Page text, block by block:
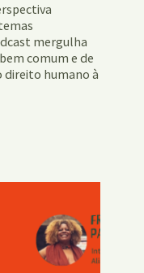
mergulha
comum e de
direito humano à